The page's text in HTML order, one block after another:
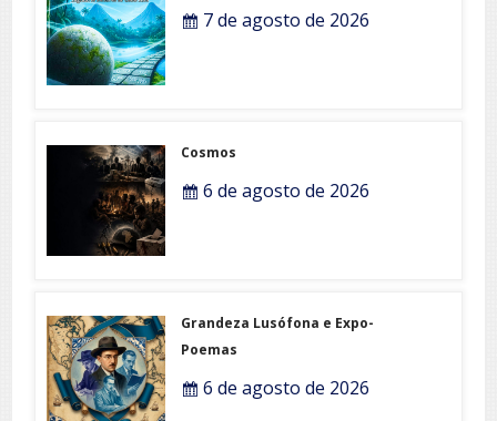
7 de agosto de 2026
Cosmos
6 de agosto de 2026
Grandeza Lusófona e Expo-
Poemas
6 de agosto de 2026